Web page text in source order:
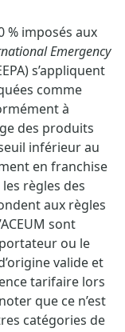
% imposés aux
Emergency
s’appliquent
comme
à
des produits
inférieur au
en franchise
les règles des
aux règles
sont
ou le
valide et
tarifaire lors
que ce n’est
catégories de